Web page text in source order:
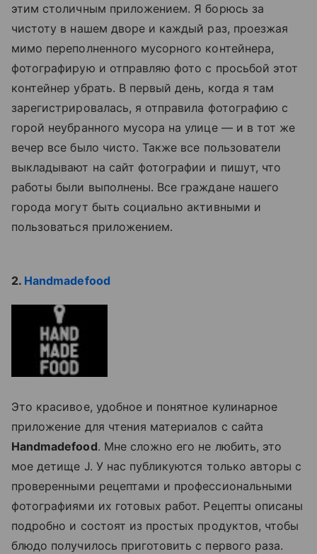
этим столичным приложением. Я борюсь за
чистоту в нашем дворе и каждый раз, проезжая
мимо переполненного мусорного контейнера,
фотографирую и отправляю фото с просьбой этот
контейнер убрать. В первый день, когда я там
зарегистрировалась, я отправила фотографию с
горой неубранного мусора на улице — и в тот же
вечер все было чисто. Также все пользователи
выкладывают на сайт фотографии и пишут, что
работы были выполнены. Все граждане нашего
города могут быть социально активными и
пользоваться приложением.
2. Handmadefood
Это красивое, удобное и понятное кулинарное
приложение для чтения материалов с сайта
Handmadefood. Мне сложно его не любить, это
мое детище J. У нас публикуются только авторы с
проверенными рецептами и профессиональными
фотографиями их готовых работ. Рецепты описаны
подробно и состоят из простых продуктов, чтобы
блюдо получилось приготовить с первого раза.